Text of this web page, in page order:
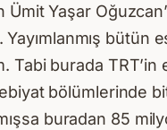
Ümit Yaşar
bütün
Tabi burada
bölümlerinde
buradan 85